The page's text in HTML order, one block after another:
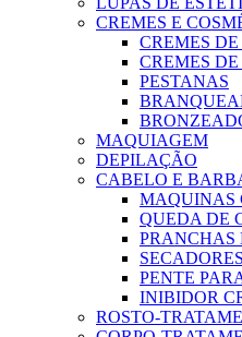
CREMES E
CREMES DE
CREMES DE
PESTANAS
MAQUIAGEM
DEPILAÇÃO
CABELO E
MAQUINAS
QUEDA DE
PRANCHAS
PENTE
INIBIDOR
ROSTO-